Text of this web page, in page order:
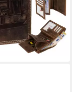
Schutz
3-4 Werktagen bei dir